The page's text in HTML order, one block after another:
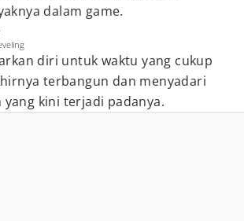
dalam game.
diri untuk waktu yang cukup
terbangun dan menyadari
kini terjadi padanya.